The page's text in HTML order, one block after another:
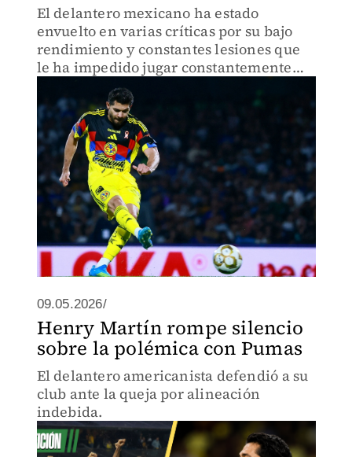
El delantero mexicano ha estado
envuelto en varias críticas por su bajo
rendimiento y constantes lesiones que
le ha impedido jugar constantemente
con las Águilas.
09.05.2026/
Henry Martín rompe silencio
sobre la polémica con Pumas
El delantero americanista defendió a su
club ante la queja por alineación
indebida.